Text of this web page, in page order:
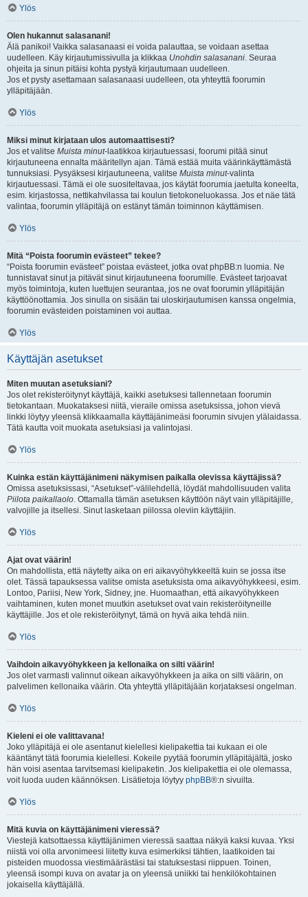
Ylös
Olen hukannut salasanani!
Älä panikoi! Vaikka salasanaasi ei voida palauttaa, se voidaan asettaa
uudelleen. Käy kirjautumissivulla ja klikkaa Unohdin salasanani. Seuraa
ohjeita ja sinun pitäisi kohta pystyä kirjautumaan uudelleen.
Jos et pysty asettamaan salasanaasi uudelleen, ota yhteyttä foorumin
ylläpitäjään.
Ylös
Miksi minut kirjataan ulos automaattisesti?
Jos et valitse Muista minut-laatikkoa kirjautuessasi, foorumi pitää sinut
kirjautuneena ennalta määritellyn ajan. Tämä estää muita väärinkäyttämästä
tunnuksiasi. Pysyäksesi kirjautuneena, valitse Muista minut-valinta
kirjautuessasi. Tämä ei ole suositeltavaa, jos käytät foorumia jaetulta koneelta,
esim. kirjastossa, nettikahvilassa tai koulun tietokoneluokassa. Jos et näe tätä
valintaa, foorumin ylläpitäjä on estänyt tämän toiminnon käyttämisen.
Ylös
Mitä “Poista foorumin evästeet” tekee?
“Poista foorumin evästeet” poistaa evästeet, jotka ovat phpBB:n luomia. Ne
tunnistavat sinut ja pitävät sinut kirjautuneena foorumille. Evästeet tarjoavat
myös toimintoja, kuten luettujen seurantaa, jos ne ovat foorumin ylläpitäjän
käyttöönottamia. Jos sinulla on sisään tai uloskirjautumisen kanssa ongelmia,
foorumin evästeiden poistaminen voi auttaa.
Ylös
Käyttäjän asetukset
Miten muutan asetuksiani?
Jos olet rekisteröitynyt käyttäjä, kaikki asetuksesi tallennetaan foorumin
tietokantaan. Muokataksesi niitä, vieraile omissa asetuksissa, johon vievä
linkki löytyy yleensä klikkaamalla käyttäjänimeäsi foorumin sivujen ylälaidassa.
Tätä kautta voit muokata asetuksiasi ja valintojasi.
Ylös
Kuinka estän käyttäjänimeni näkymisen paikalla olevissa käyttäjissä?
Omissa asetuksissasi, “Asetukset”-välilehdellä, löydät mahdollisuuden valita
Piilota paikallaolo. Ottamalla tämän asetuksen käyttöön näyt vain ylläpitäjille,
valvojille ja itsellesi. Sinut lasketaan piilossa oleviin käyttäjiin.
Ylös
Ajat ovat väärin!
On mahdollista, että näytetty aika on eri aikavyöhykkeeltä kuin se jossa itse
olet. Tässä tapauksessa valitse omista asetuksista oma aikavyöhykkeesi, esim.
Lontoo, Pariisi, New York, Sidney, jne. Huomaathan, että aikavyöhykkeen
vaihtaminen, kuten monet muutkin asetukset ovat vain rekisteröityneille
käyttäjille. Jos et ole rekisteröitynyt, tämä on hyvä aika tehdä niin.
Ylös
Vaihdoin aikavyöhykkeen ja kellonaika on silti väärin!
Jos olet varmasti valinnut oikean aikavyöhykkeen ja aika on silti väärin, on
palvelimen kellonaika väärin. Ota yhteyttä ylläpitäjään korjataksesi ongelman.
Ylös
Kieleni ei ole valittavana!
Joko ylläpitäjä ei ole asentanut kielellesi kielipakettia tai kukaan ei ole
kääntänyt tätä foorumia kielellesi. Kokeile pyytää foorumin ylläpitäjältä, josko
hän voisi asentaa tarvitsemasi kielipaketin. Jos kielipakettia ei ole olemassa,
voit luoda uuden käännöksen. Lisätietoja löytyy phpBB®:n sivuilta.
Ylös
Mitä kuvia on käyttäjänimeni vieressä?
Viestejä katsottaessa käyttäjänimen vieressä saattaa näkyä kaksi kuvaa. Yksi
niistä voi olla arvonimeesi liitetty kuva esimerkiksi tähtien, laatikoiden tai
pisteiden muodossa viestimäärästäsi tai statuksestasi riippuen. Toinen,
yleensä isompi kuva on avatar ja on yleensä uniikki tai henkilökohtainen
jokaisella käyttäjällä.